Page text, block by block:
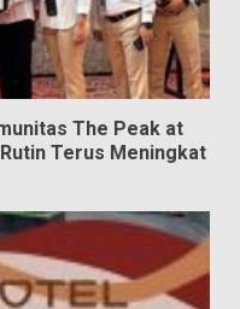
The Peak at
Terus Meningkat